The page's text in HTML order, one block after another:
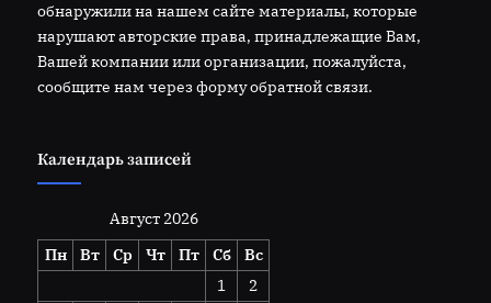
обнаружили на нашем сайте материалы, которые
нарушают авторские права, принадлежащие Вам,
Вашей компании или организации, пожалуйста,
сообщите нам через форму обратной связи.
Календарь записей
Август 2026
Пн
Вт Ср Чт Пт Сб
Вс
1
2